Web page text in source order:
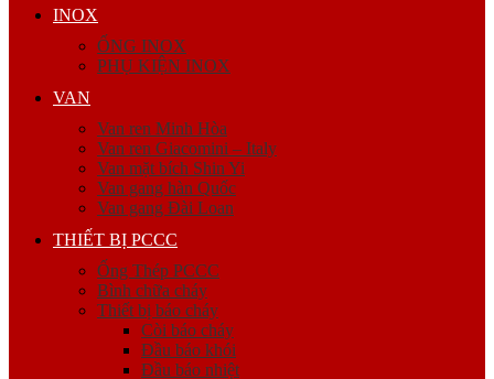
INOX
ỐNG INOX
PHỤ KIỆN INOX
VAN
Van ren Minh Hòa
Van ren Giacomini – Italy
Van mặt bích Shin Yi
Van gang hàn Quốc
Van gang Đài Loan
THIẾT BỊ PCCC
Ống Thép PCCC
Bình chữa cháy
Thiết bị báo cháy
Còi báo cháy
Đầu báo khói
Đầu báo nhiệt